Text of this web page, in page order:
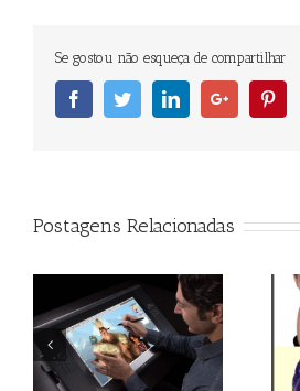
Se gostou não esqueça de compartilhar
FacebookTwitterLinkedinGoogleplus
Postagens Relacionadas
Action Efeito Retro